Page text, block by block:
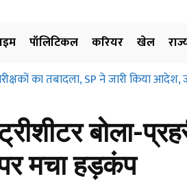
पॉलिटिकल करियर खेल
का तबादला, SP ने जारी किया आदेश,
उपयोग पर नहीं लगाई जा सकती रोक…
बोला-
मचा हड़कंप